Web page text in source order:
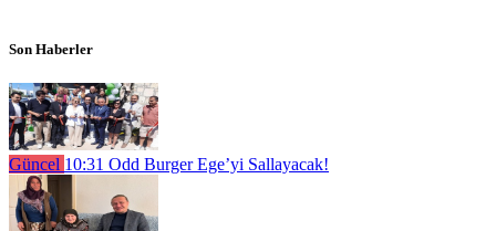
Son Haberler
Güncel 10:31 Odd Burger Ege’yi Sallayacak!